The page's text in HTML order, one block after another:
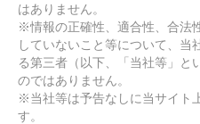
はありません。
※情報の正確性、適合性、合法
していないこと等について、当
る第三者（以下、「当社等」と
のではありません。
※当社等は予告なしに当サイト
す。